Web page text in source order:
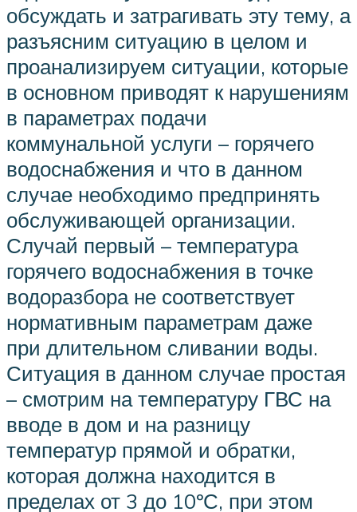
обсуждать и затрагивать эту тему, а
разъясним ситуацию в целом и
проанализируем ситуации, которые
в основном приводят к нарушениям
в параметрах подачи
коммунальной услуги – горячего
водоснабжения и что в данном
случае необходимо предпринять
обслуживающей организации.
Случай первый – температура
горячего водоснабжения в точке
водоразбора не соответствует
нормативным параметрам даже
при длительном сливании воды.
Ситуация в данном случае простая
– смотрим на температуру ГВС на
вводе в дом и на разницу
температур прямой и обратки,
которая должна находится в
пределах от 3 до 10ºС, при этом